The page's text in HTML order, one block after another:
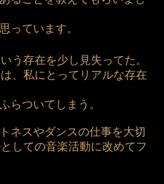
っています。
う存在を少し見失ってた。
、私にとってリアルな存在
らついてしまう。
ネスやダンスの仕事を大切
しての音楽活動に改めてフ